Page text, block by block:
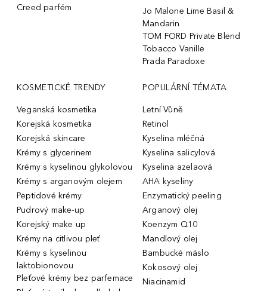
Creed parfém
Jo Malone Lime Basil &
Mandarin
TOM FORD Private Blend
Tobacco Vanille
Prada Paradoxe
KOSMETICKÉ TRENDY
Veganská kosmetika
Korejská kosmetika
Korejská skincare
Krémy s glycerinem
Krémy s kyselinou glykolovou
Krémy s arganovým olejem
Peptidové krémy
Pudrový make-up
Korejský make up
Krémy na citlivou pleť
Krémy s kyselinou
laktobionovou
Pleťové krémy bez parfemace
POPULÁRNÍ TÉMATA
Letní Vůně
Retinol
Kyselina mléčná
Kyselina salicylová
Kyselina azelaová
AHA kyseliny
Enzymatický peeling
Arganový olej
Koenzym Q10
Mandlový olej
Bambucké máslo
Kokosový olej
Niacinamid